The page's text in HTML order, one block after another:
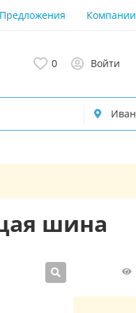
Предложения Компании
0 Войти
шина